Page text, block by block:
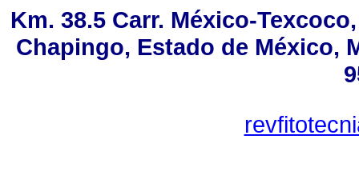
Km. 38.5 Carr. México-
Chapingo, Estado de México,